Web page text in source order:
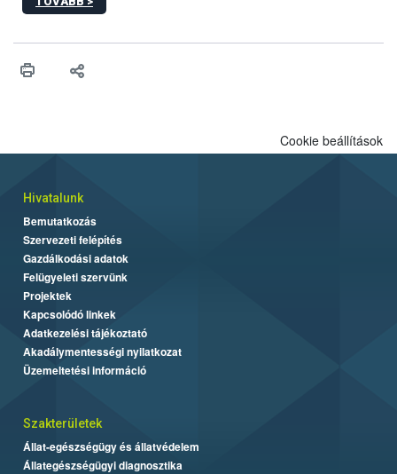
egészen a vesszőérettség (BBCH 91) stádiumáig
érésű szőlőkben is legyen lehetőség a károsító elleni további
felhasználók számára is elérhető és ökológiai termesztésben is
Cookie beállítások
Hivatalunk
Bemutatkozás
Szervezeti felépítés
Gazdálkodási adatok
Felügyeleti szervünk
Projektek
Kapcsolódó linkek
Adatkezelési tájékoztató
Akadálymentességi nyilatkozat
Üzemeltetési információ
Szakterületek
Állat-egészségügy és állatvédelem
Állategészségügyi diagnosztika